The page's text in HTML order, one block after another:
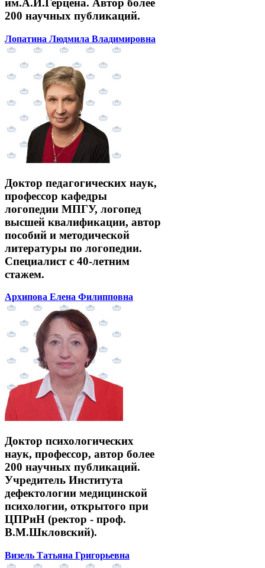
им.А.И.Герцена. Автор более
200 научных публикаций.
Лопатина Людмила Владимировна
Доктор педагогических наук,
профессор кафедры
логопедии МПГУ, логопед
высшей квалификации, автор
пособий и методической
литературы по логопедии.
Специалист с 40-летним
стажем.
Архипова Елена Филипповна
Доктор психологических
наук, профессор, автор более
200 научных публикаций.
Учредитель Института
дефектологии медицинской
психологии, открытого при
ЦПРиН (ректор - проф.
В.М.Шкловский).
Визель Татьяна Григорьевна